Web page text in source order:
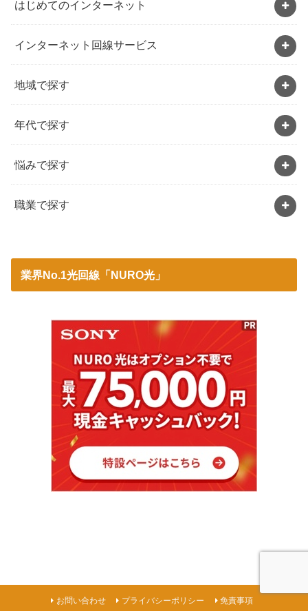
はじめてのインターネット
インターネット回線サービス
地域で探す
年代で探す
悩みで探す
職業で探す
業界No.1光回線「NURO光」
お問い合わせ プライバシーポリシー 免責事項